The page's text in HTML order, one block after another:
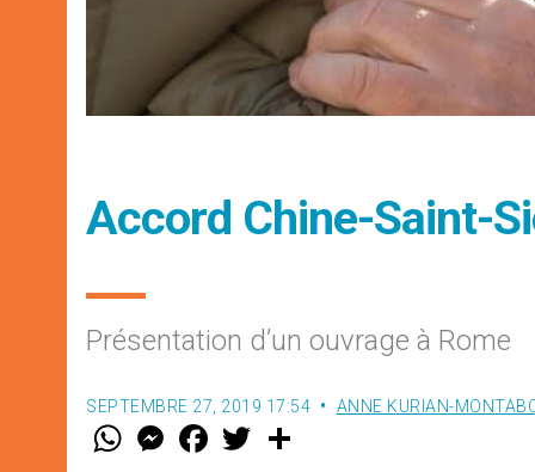
Accord Chine-Saint-
Présentation d’un ouvrage à Rome
SEPTEMBRE 27, 2019 17:54 ANNE KURIAN-
W M
e
F
a w